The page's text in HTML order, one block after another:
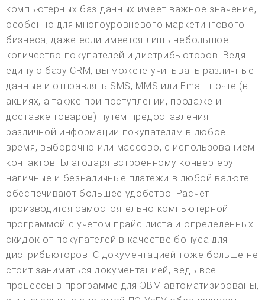
компьютерных баз данных имеет важное значение,
особенно для многоуровневого маркетингового
бизнеса, даже если имеется лишь небольшое
количество покупателей и дистрибьюторов. Ведя
единую базу CRM, вы можете учитывать различные
данные и отправлять SMS, MMS или Email. почте (в
акциях, а также при поступлении, продаже и
доставке товаров) путем предоставления
различной информации покупателям в любое
время, выборочно или массово, с использованием
контактов. Благодаря встроенному конвертеру
наличные и безналичные платежи в любой валюте
обеспечивают большее удобство. Расчет
производится самостоятельно компьютерной
программой с учетом прайс-листа и определенных
скидок от покупателей в качестве бонуса для
дистрибьюторов. С документацией тоже больше не
стоит заниматься документацией, ведь все
процессы в программе для ЭВМ автоматизированы,